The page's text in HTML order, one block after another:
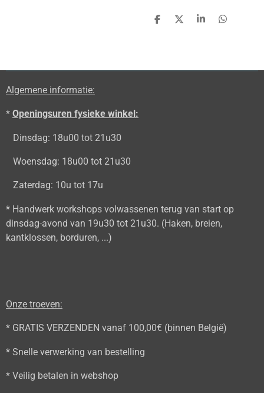
D
D
S
D
Algemene informatie:
* Openingsuren fysieke winkel:
Dinsdag: 18u00 tot 21u30
Woensdag: 18u00 tot 21u30
Zaterdag: 10u tot 17u
* Handwerk workshops volwassenen terug van start op
dinsdag-avond van 19u30 tot 21u30. (Haken, breien,
kantklossen, borduren, ...)
Onze troeven:
* GRATIS VERZENDEN vanaf 100,00€ (binnen België)
* Snelle verwerking van bestelling
* Veilig betalen in webshop